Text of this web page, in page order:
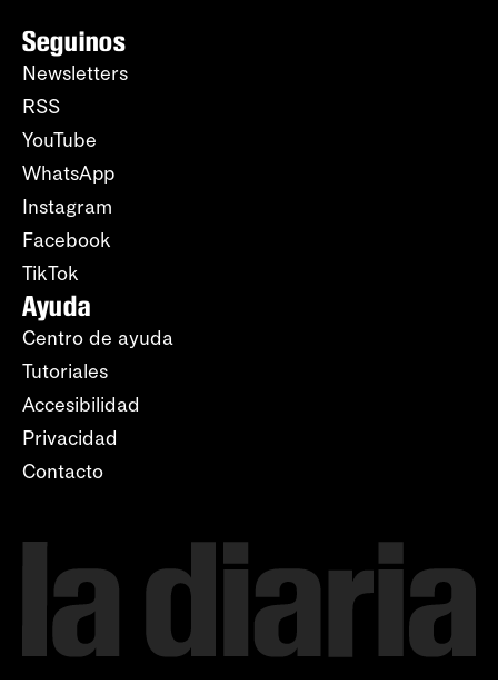
Seguinos
Newsletters
RSS
YouTube
WhatsApp
Instagram
Facebook
TikTok
Ayuda
Centro de ayuda
Tutoriales
Accesibilidad
Privacidad
Contacto